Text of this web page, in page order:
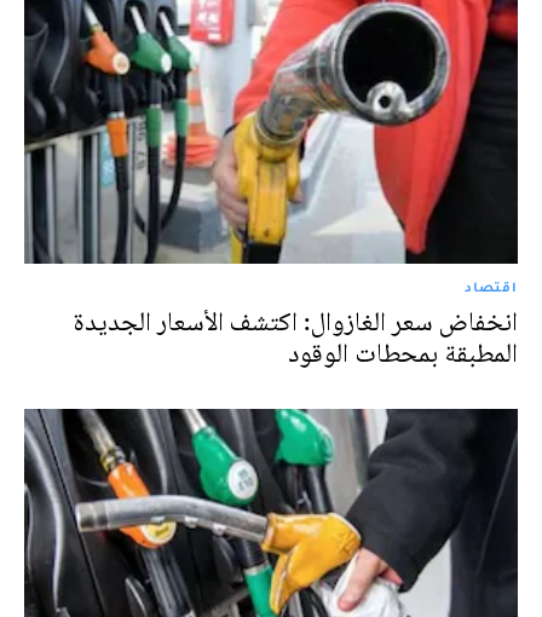
اقتصاد
انخفاض سعر الغازوال: اكتشف الأسعار الجديدة
المطبقة بمحطات الوقود